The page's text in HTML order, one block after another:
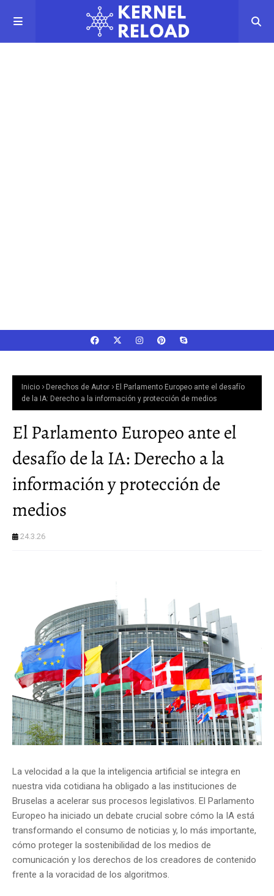
Inicio Derechos de Autor
El Parlamento Europeo ante el desafío
de la IA: Derecho a la información y protección de medios
El Parlamento Europeo ante el
desafío de la IA: Derecho a la
información y protección de
medios
24.3.26
La velocidad a la que la inteligencia artificial se integra en
nuestra vida cotidiana ha obligado a las instituciones de
Bruselas a acelerar sus procesos legislativos. El Parlamento
Europeo ha iniciado un debate crucial sobre cómo la IA está
transformando el consumo de noticias y, lo más importante,
cómo proteger la sostenibilidad de los medios de
comunicación y los derechos de los creadores de contenido
frente a la voracidad de los algoritmos.